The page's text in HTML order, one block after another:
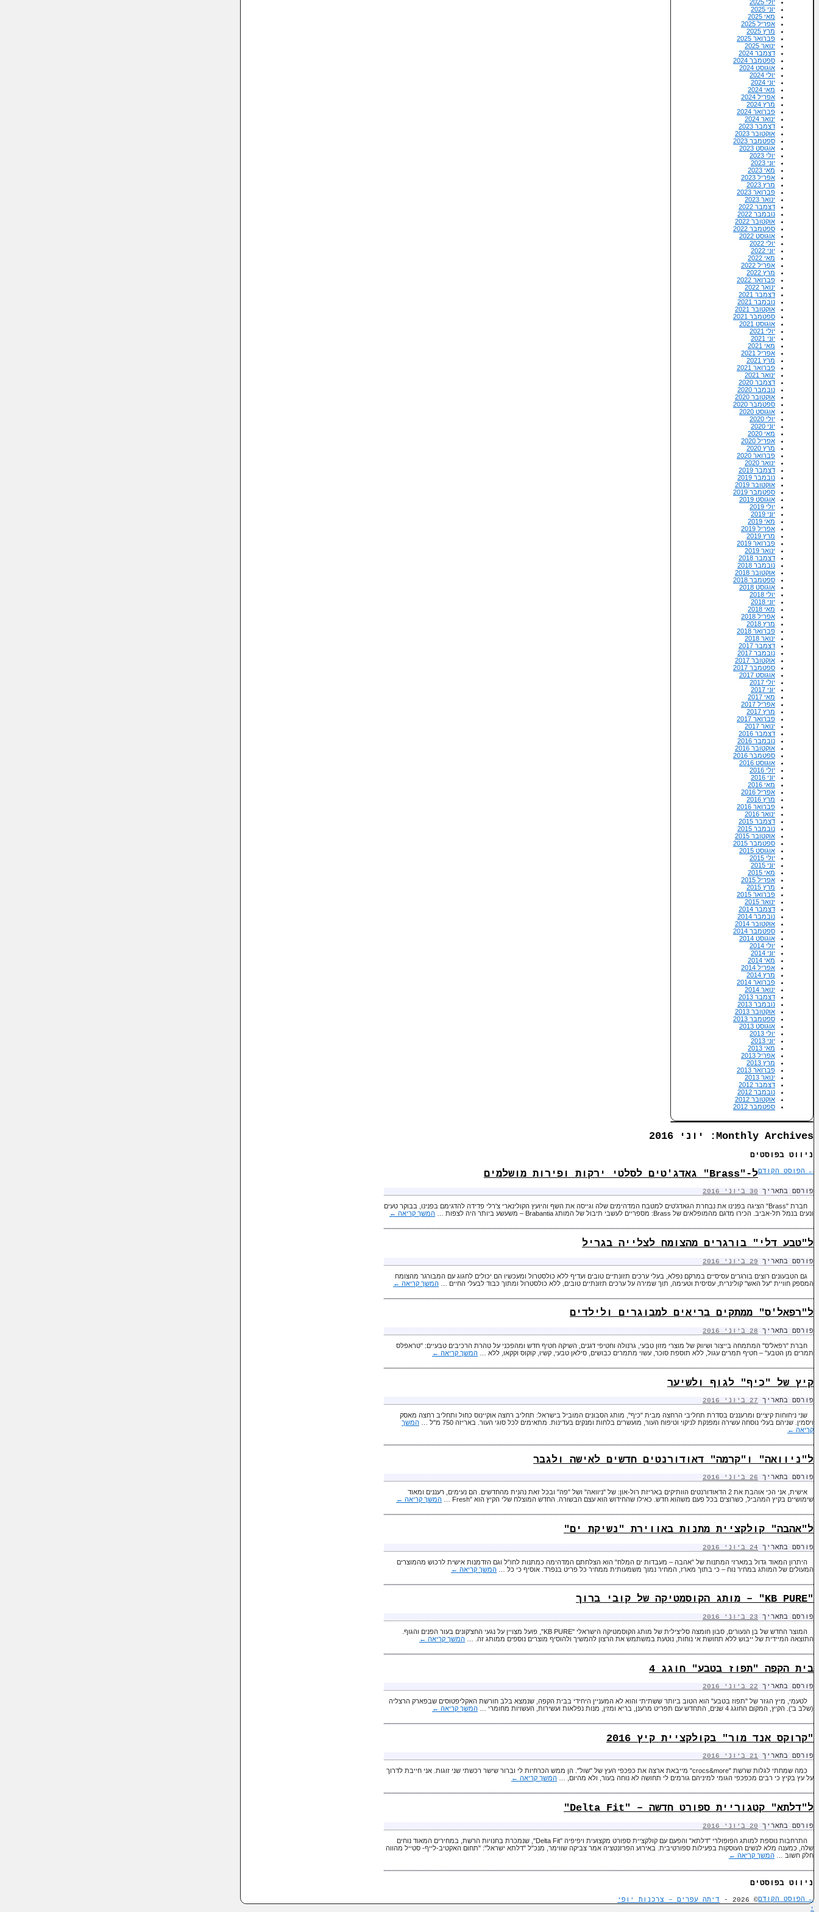
יולי 2025
יוני 2025
מאי 2025
אפריל 2025
מרץ 2025
פברואר 2025
ינואר 2025
דצמבר 2024
ספטמבר 2024
אוגוסט 2024
יולי 2024
יוני 2024
מאי 2024
אפריל 2024
מרץ 2024
פברואר 2024
ינואר 2024
דצמבר 2023
אוקטובר 2023
ספטמבר 2023
אוגוסט 2023
יולי 2023
יוני 2023
מאי 2023
אפריל 2023
מרץ 2023
פברואר 2023
ינואר 2023
דצמבר 2022
נובמבר 2022
אוקטובר 2022
ספטמבר 2022
אוגוסט 2022
יולי 2022
יוני 2022
מאי 2022
אפריל 2022
מרץ 2022
פברואר 2022
ינואר 2022
דצמבר 2021
נובמבר 2021
אוקטובר 2021
ספטמבר 2021
אוגוסט 2021
יולי 2021
יוני 2021
מאי 2021
אפריל 2021
מרץ 2021
פברואר 2021
ינואר 2021
דצמבר 2020
נובמבר 2020
אוקטובר 2020
ספטמבר 2020
אוגוסט 2020
יולי 2020
יוני 2020
מאי 2020
אפריל 2020
מרץ 2020
פברואר 2020
ינואר 2020
דצמבר 2019
נובמבר 2019
אוקטובר 2019
ספטמבר 2019
אוגוסט 2019
יולי 2019
יוני 2019
מאי 2019
אפריל 2019
מרץ 2019
פברואר 2019
ינואר 2019
דצמבר 2018
נובמבר 2018
אוקטובר 2018
ספטמבר 2018
אוגוסט 2018
יולי 2018
יוני 2018
מאי 2018
אפריל 2018
מרץ 2018
פברואר 2018
ינואר 2018
דצמבר 2017
נובמבר 2017
אוקטובר 2017
ספטמבר 2017
אוגוסט 2017
יולי 2017
יוני 2017
מאי 2017
אפריל 2017
מרץ 2017
פברואר 2017
ינואר 2017
דצמבר 2016
נובמבר 2016
אוקטובר 2016
ספטמבר 2016
אוגוסט 2016
יולי 2016
יוני 2016
מאי 2016
אפריל 2016
מרץ 2016
פברואר 2016
ינואר 2016
דצמבר 2015
נובמבר 2015
אוקטובר 2015
ספטמבר 2015
אוגוסט 2015
יולי 2015
יוני 2015
מאי 2015
אפריל 2015
מרץ 2015
פברואר 2015
ינואר 2015
דצמבר 2014
נובמבר 2014
אוקטובר 2014
ספטמבר 2014
אוגוסט 2014
יולי 2014
יוני 2014
מאי 2014
אפריל 2014
מרץ 2014
פברואר 2014
ינואר 2014
דצמבר 2013
נובמבר 2013
אוקטובר 2013
ספטמבר 2013
אוגוסט 2013
יולי 2013
יוני 2013
מאי 2013
אפריל 2013
מרץ 2013
פברואר 2013
ינואר 2013
דצמבר 2012
נובמבר 2012
אוקטובר 2012
ספטמבר 2012
Monthly Archives: יוני 2016
ניווט בפוסטים
← הפוסט הקודםל-"Brass" גאדג'טים לסלטי ירקות ופירות מושלמים
פורסם בתאריך 30 ביוני 2016
חברת "Brass" הציגה בפנינו את נבחרת הגאדג'טים למטבח המדהימים שלה וגייסה את השף והיועץ הקולינארי צ'רלי פדידה להדגימם בפנינו, בבוקר טעים
ונעים בנמל תל-אביב. הכירו מדגם מהמופלאים של Brass: מספריים לעשבי תיבול של המותג Brabantia – משעשע ביותר היה לצפות …
המשך קריאה ←
ל"טבע דלי" בורגרים מהצומח לצלייה בגריל
פורסם בתאריך 29 ביוני 2016
גם הטבעונים רוצים בורגרים עסיסיים במרקם נפלא, בעלי ערכים תזונתיים טובים ועדיף ללא כולסטרול ומעכשיו הם יכולים לחגוג עם המבורגר מהצומח
המספק חוויית "על האש" קולינרית, עסיסית וטעימה, תוך שמירה על ערכים תזונתיים טובים, ללא כולסטרול ומתוך כבוד לבעלי החיים … המשך קריאה ←
ל"רפאל'ס" ממתקים בריאים למבוגרים ולילדים
פורסם בתאריך 28 ביוני 2016
חברת "רפאל'ס" המתמחה בייצור ושיווק של מוצרי מזון טבעי, גרנולה וחטיפי דגנים, השיקה חטיף חדש ומהפכני על טהרת הרכיבים טבעיים: "טראפלס
תמרים מן הטבע" – חטיף תמרים עגול, ללא תוספת סוכר, עשוי מתמרים כבושים, סילאן טבעי, קשיו, קוקוס וקקאו, ללא … המשך קריאה ←
קיץ של "כיף" לגוף ולשיער
פורסם בתאריך 27 ביוני 2016
שני ניחוחות קיציים ומרעננים בסדרת תחליבי הרחצה מבית "כיף", מותג הסבונים המוביל בישראל: תחליב רחצה אוקיינוס כחול ותחליב רחצה מאסק
ויסמין. שניהם בעלי נוסחה עשירה ומפנקת לניקוי וטיפוח העור, מועשרים בלחות ומנקים בעדינות. מתאימים לכל סוגי העור. באריזה 750 מ"ל …
המשך
קריאה ←
ל"ניוואה" ו"קרמה" דאודורנטים חדשים לאישה ולגבר
פורסם בתאריך 26 ביוני 2016
אישית, אני הכי אוהבת את 2 הדאודורנטים הוותיקים באריזת רול-און: של "ניוואה" ושל "פה" ובכל זאת נהנית מהחדשים. הם נעימים, רעננים ומאוד
שימושיים בקיץ המהביל, כשרוצים בכל פעם משהוא חדש. כאילו שהחידוש הוא עצם הבשורה. החדש המוצלח שלי הקיץ הוא "Fresh …
המשך קריאה ←
ל"אהבה" קולקציית מתנות באווירת "נשיקת ים"
פורסם בתאריך 24 ביוני 2016
היתרון המאוד גדול במארזי המתנות של "אהבה – מעבדות ים המלח" הוא הצלחתם המדהימה כמתנות לחו"ל וגם הזדמנות אישית לרכוש מהמוצרים
המעולים של המותג במחיר נוח – כי בתוך מארז, המחיר נמוך משמעותית ממחיר כל פריט בנפרד. אוסיף כי כל … המשך קריאה ←
"KB PURE" – מותג הקוסמטיקה של קובי ברוך
פורסם בתאריך 23 ביוני 2016
המוצר החדש של בן הנעורים, סבון חומצה סליצילית של מותג הקוסמטיקה הישראלי "KB PURE", פועל מצויין על נגעי החצ'קונים בעור הפנים והגוף.
התוצאה המיידית של ייבוש ללא תחושת אי נוחות, נוטעת במשתמש את הרצון להמשיך ולהוסיף מוצרים נוספים ממותג זה. … המשך קריאה ←
בית הקפה "תפוז בטבע" חוגג 4
פורסם בתאריך 22 ביוני 2016
לטעמי, מיץ הגזר של "תפוז בטבע" הוא הטוב ביותר ששתיתי והוא לא המעניין היחידי בבית הקפה, שנמצא בלב חורשת האקליפטוסים שבפארק הרצליה
(שלב ב'). הקיץ, המקום החוגג 4 שנים, התחדש עם תפריט מרענן, בריא ומזין, מנות נפלאות ועשירות, העשויות מחומרי …
המשך קריאה ←
"קרוקס אנד מור" בקולקציית קיץ 2016
פורסם בתאריך 21 ביוני 2016
כמה שמחתי לגלות שרשת "crocs&more" מייבאת ארצה את כפכפי העץ של "שול". הן ממש הכרחיות לי וברור שישר רכשתי שני זוגות. אני חייבת לדרוך
על עץ בקיץ כי רבים מכפכפי הגומי למיניהם גורמים לי תחושה לא נוחה בעור, ולא מהיום, … המשך קריאה ←
ל"דלתא" קטגוריית ספורט חדשה – "Delta Fit"
פורסם בתאריך 20 ביוני 2016
התרחבות נוספת למותג הפופולרי "דלתא" והפעם עם קולקציית ספורט מקצועית ויפיפיה "Delta Fit", שנמכרת בחנויות הרשת, במחירים המאוד נוחים
שלה, כמענה מלא לנשים העוסקות בפעילות ספורטיבית. באירוע הפרזנטציה אמר צביקה שווימר, מנכ"ל "דלתא ישראל": "תחום האקטיב-לייף- סטייל מהווה
חלק חשוב … המשך קריאה ←
ניווט בפוסטים
← הפוסט הקודם© 2026 -
דיתה עפרים – צרכנות יופי
↑